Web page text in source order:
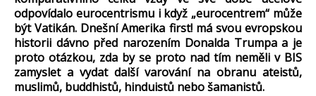
odpovídalo eurocentrismu i když „eurocentrem“ může
být Vatikán. Dnešní Amerika first! má svou evropskou
historii dávno před narozením Donalda Trumpa a je
proto otázkou, zda by se proto nad tím neměli v BIS
zamyslet a vydat další varování na obranu ateistů,
muslimů, buddhistů, hinduistů nebo šamanistů.